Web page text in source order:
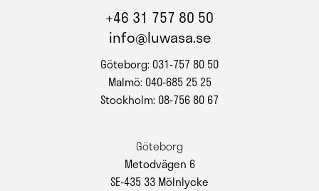
+46 31 757 80 50
info@luwasa.se
Göteborg: 031-757 80 50
Malmö: 040-685 25 25
Stockholm: 08-756 80 67
Göteborg
Metodvägen 6
SE-435 33 Mölnlycke